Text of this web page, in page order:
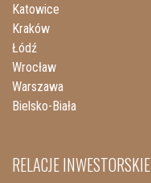
Katowice
Kraków
Łódź
Wrocław
Warszawa
Bielsko-Biała
RELACJE INWESTORSKIE